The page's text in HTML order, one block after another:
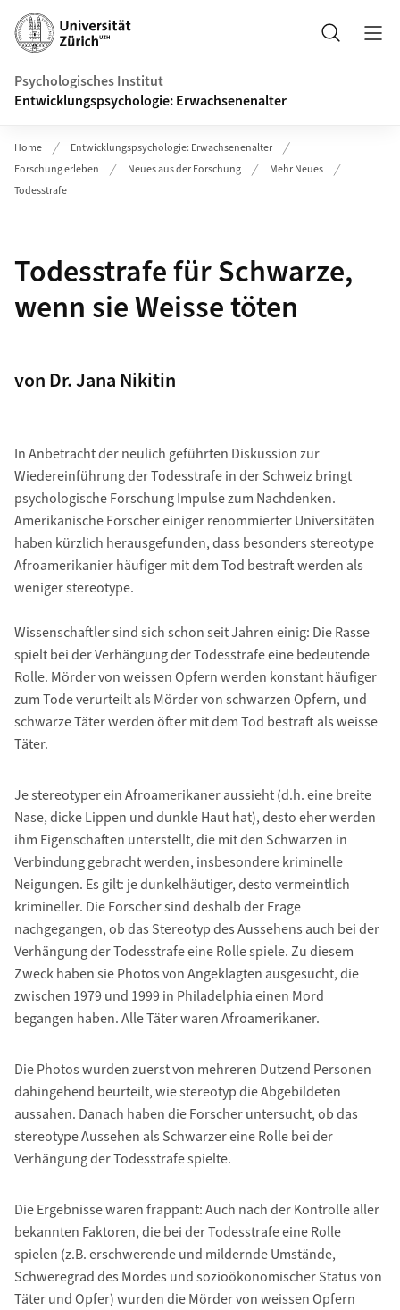
Header
Suche
Psychologisches Institut
Entwicklungspsychologie: Erwachsenenalter
Home
Entwicklungspsychologie: Erwachsenenalter
Forschung erleben
Neues aus der Forschung
Mehr Neues
Todesstrafe
Todesstrafe für Schwarze,
wenn sie Weisse töten
von Dr. Jana Nikitin
In Anbetracht der neulich geführten Diskussion zur
Wiedereinführung der Todesstrafe in der Schweiz bringt
psychologische Forschung Impulse zum Nachdenken.
Amerikanische Forscher einiger renommierter Universitäten
haben kürzlich herausgefunden, dass besonders stereotype
Afroamerikanier häufiger mit dem Tod bestraft werden als
weniger stereotype.
Wissenschaftler sind sich schon seit Jahren einig: Die Rasse
spielt bei der Verhängung der Todesstrafe eine bedeutende
Rolle. Mörder von weissen Opfern werden konstant häufiger
zum Tode verurteilt als Mörder von schwarzen Opfern, und
schwarze Täter werden öfter mit dem Tod bestraft als weisse
Täter.
Je stereotyper ein Afroamerikaner aussieht (d.h. eine breite
Nase, dicke Lippen und dunkle Haut hat), desto eher werden
ihm Eigenschaften unterstellt, die mit den Schwarzen in
Verbindung gebracht werden, insbesondere kriminelle
Neigungen. Es gilt: je dunkelhäutiger, desto vermeintlich
krimineller. Die Forscher sind deshalb der Frage
nachgegangen, ob das Stereotyp des Aussehens auch bei der
Verhängung der Todesstrafe eine Rolle spiele. Zu diesem
Zweck haben sie Photos von Angeklagten ausgesucht, die
zwischen 1979 und 1999 in Philadelphia einen Mord
begangen haben. Alle Täter waren Afroamerikaner.
Die Photos wurden zuerst von mehreren Dutzend Personen
dahingehend beurteilt, wie stereotyp die Abgebildeten
aussahen. Danach haben die Forscher untersucht, ob das
stereotype Aussehen als Schwarzer eine Rolle bei der
Verhängung der Todesstrafe spielte.
Die Ergebnisse waren frappant: Auch nach der Kontrolle aller
bekannten Faktoren, die bei der Todesstrafe eine Rolle
spielen (z.B. erschwerende und mildernde Umstände,
Schweregrad des Mordes und sozioökonomischer Status von
Täter und Opfer) wurden die Mörder von weissen Opfern